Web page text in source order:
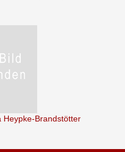
Heypke-Brandstötter